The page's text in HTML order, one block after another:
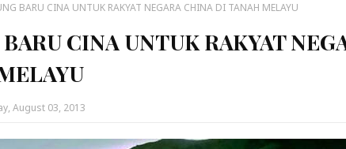
BARU CINA UNTUK RAKYAT NEGARA CHINA DI TANAH MELAYU
CINA UNTUK RAKYAT
August 03, 2013